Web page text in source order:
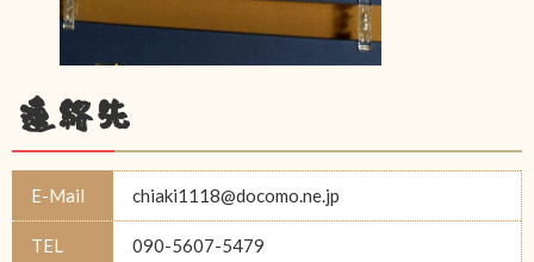
連絡先
E-Mail chiaki1118@docomo.ne.jp
TEL 090-5607-5479